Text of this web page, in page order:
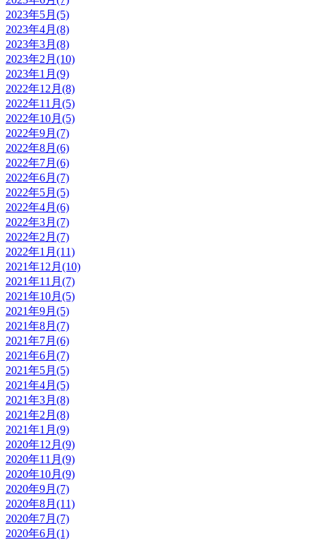
2023年5月(5)
2023年4月(8)
2023年3月(8)
2023年2月(10)
2023年1月(9)
2022年12月(8)
2022年11月(5)
2022年10月(5)
2022年9月(7)
2022年8月(6)
2022年7月(6)
2022年6月(7)
2022年5月(5)
2022年4月(6)
2022年3月(7)
2022年2月(7)
2022年1月(11)
2021年12月(10)
2021年11月(7)
2021年10月(5)
2021年9月(5)
2021年8月(7)
2021年7月(6)
2021年6月(7)
2021年5月(5)
2021年4月(5)
2021年3月(8)
2021年2月(8)
2021年1月(9)
2020年12月(9)
2020年11月(9)
2020年10月(9)
2020年9月(7)
2020年8月(11)
2020年7月(7)
2020年6月(1)